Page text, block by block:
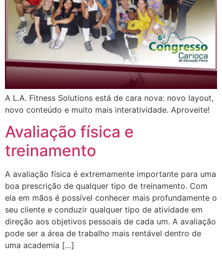
A L.A. Fitness Solutions está de cara nova: novo layout,
novo conteúdo e muito mais interatividade. Aproveite!
Avaliação física e
treinamento
A avaliação física é extremamente importante para uma
boa prescrição de qualquer tipo de treinamento. Com
ela em mãos é possível conhecer mais profundamente o
seu cliente e conduzir qualquer tipo de atividade em
direção aos objetivos pessoais de cada um. A avaliação
pode ser a área de trabalho mais rentável dentro de
uma academia […]